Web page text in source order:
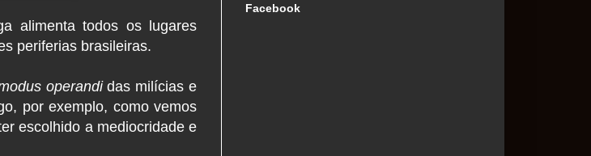
alimenta todos os lugares
periferias brasileiras.
operandidas milícias e
por exemplo, como vemos
escolhido a mediocridade e
Facebook